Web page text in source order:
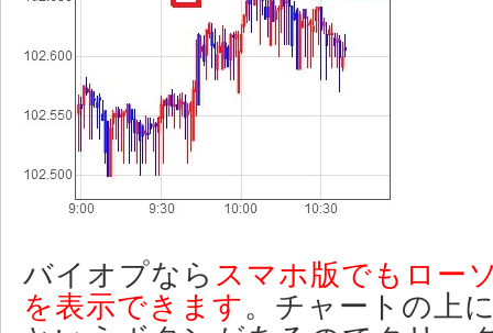
バイオプなら スマホ版でもロー
を表示できます。チャートの上